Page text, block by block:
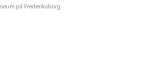
på Frederiksborg